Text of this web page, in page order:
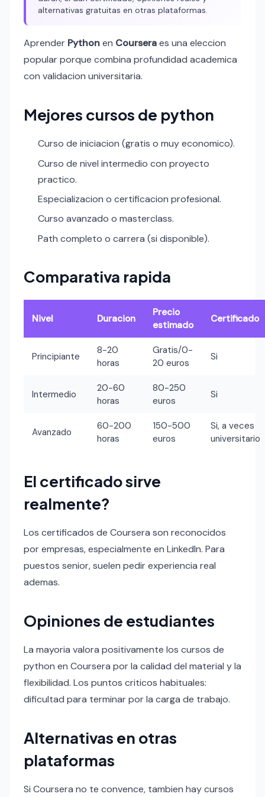
alternativas gratuitas en otras plataformas.
Aprender Pythonen Courseraes una eleccion
popular porque combina profundidad academica
con validacion universitaria.
Mejores cursos de python
Curso de iniciacion (gratis o muy economico).
Curso de nivel intermedio con proyecto
practico.
Especializacion o certificacion profesional.
Curso avanzado o masterclass.
Path completo o carrera (si disponible).
Comparativa rapida
Nivel Duracion
Precio
estimado
Certificado
Principiante
8-20
horas
Gratis/0-
20 euros
Si
Intermedio
20-60
horas
80-250
euros
Si
Avanzado
60-200
horas
150-500
euros
Si, a veces
universitario
El certificado sirve
realmente?
Los certificados de Coursera son reconocidos
por empresas, especialmente en LinkedIn. Para
puestos senior, suelen pedir experiencia real
ademas.
Opiniones de estudiantes
La mayoria valora positivamente los cursos de
python en Coursera por la calidad del material y la
flexibilidad. Los puntos criticos habituales:
dificultad para terminar por la carga de trabajo.
Alternativas en otras
plataformas
Si Coursera no te convence, tambien hay cursos